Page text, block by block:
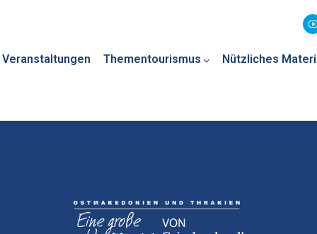
Veranstaltungen Thementourismus Nützliches